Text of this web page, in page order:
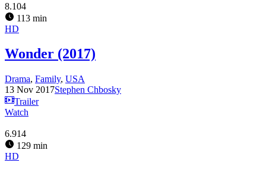
8.104
113 min
HD
Wonder (2017)
Drama, Family, USA
13 Nov 2017Stephen Chbosky
Trailer
Watch
6.914
129 min
HD